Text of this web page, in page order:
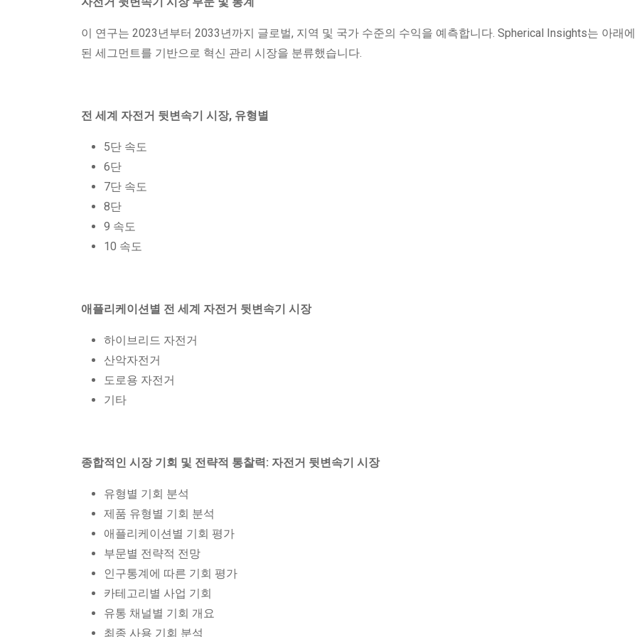
이 연구는 2023년부터 2033년까지 글로벌, 지역 및 국가 수준의 수익을 예측합니다. Spherical Insights는 아래
된 세그먼트를 기반으로 혁신 관리 시장을 분류했습니다.
전 세계 자전거 뒷변속기 시장, 유형별
5단 속도
6단
7단 속도
8단
9 속도
10 속도
애플리케이션별 전 세계 자전거 뒷변속기 시장
하이브리드 자전거
산악자전거
도로용 자전거
기타
종합적인 시장 기회 및 전략적 통찰력: 자전거 뒷변속기 시장
유형별 기회 분석
제품 유형별 기회 분석
애플리케이션별 기회 평가
부문별 전략적 전망
인구통계에 따른 기회 평가
카테고리별 사업 기회
유통 채널별 기회 개요
최종 사용 기회 분석